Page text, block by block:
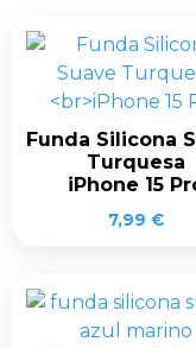
Funda Silicona
Turquesa
iPhone 15
7,99 €